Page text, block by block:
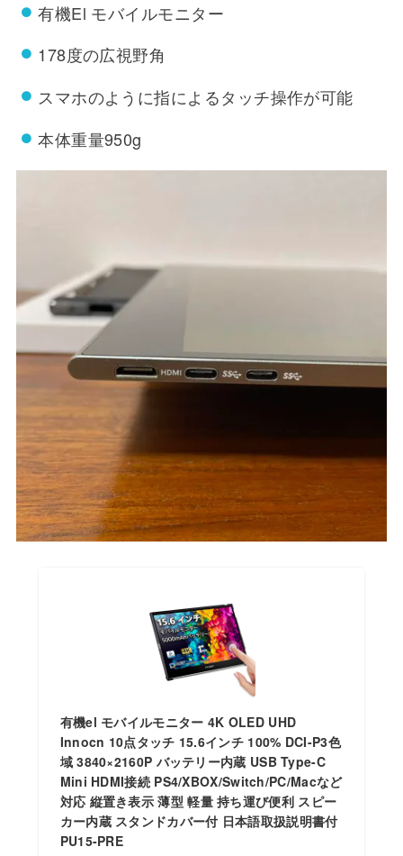
有機El モバイルモニター
178度の広視野角
スマホのように指によるタッチ操作が可能
本体重量950g
有機el モバイルモニター 4K OLED UHD
Innocn 10点タッチ 15.6インチ 100% DCI-P3色
域 3840×2160P バッテリー内蔵 USB Type-C
Mini HDMI接続 PS4/XBOX/Switch/PC/Macなど
対応 縦置き表示 薄型 軽量 持ち運び便利 スピー
カー内蔵 スタンドカバー付 日本語取扱説明書付
PU15-PRE